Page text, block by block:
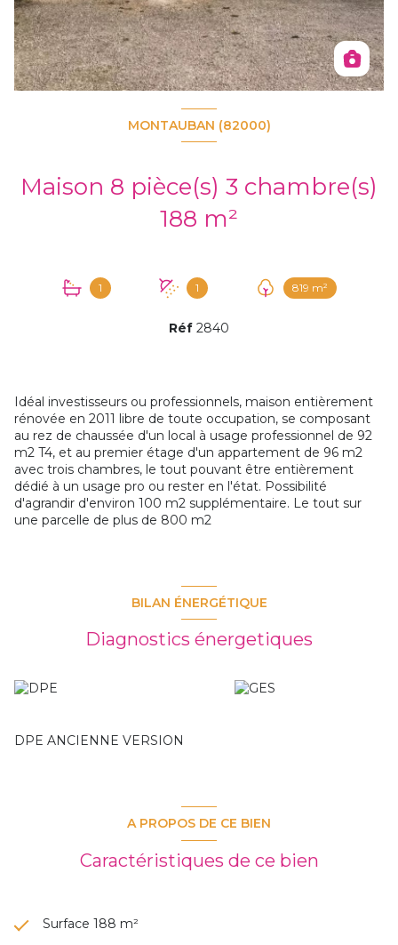
MONTAUBAN (82000)
Maison 8 pièce(s) 3 chambre(s)
188 m²
1 1 819 m²
Réf 2840
Idéal investisseurs ou professionnels, maison entièrement
rénovée en 2011 libre de toute occupation, se composant
au rez de chaussée d'un local à usage professionnel de 92
m2 T4, et au premier étage d'un appartement de 96 m2
avec trois chambres, le tout pouvant être entièrement
dédié à un usage pro ou rester en l'état. Possibilité
d'agrandir d'environ 100 m2 supplémentaire. Le tout sur
une parcelle de plus de 800 m2
BILAN ÉNERGÉTIQUE
Diagnostics énergetiques
DPE ANCIENNE VERSION
A PROPOS DE CE BIEN
Caractéristiques de ce bien
Surface 188 m²